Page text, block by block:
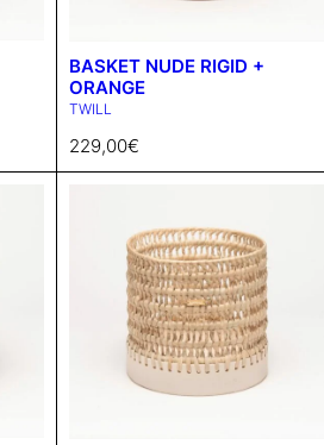
BASKET NUDE RIGID +
ORANGE
TWILL
229,00€